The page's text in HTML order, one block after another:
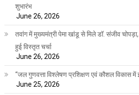
शुभारंभ
June 26, 2026
तवांग में मुख्यमंत्री पेमा खांडू से मिले डॉ. संजीव
हुई विस्तृत चर्चा
June 26, 2026
“जल गुणवत्ता विश्लेषण प्रशिक्षण एवं कौशल विकास
June 25, 2026